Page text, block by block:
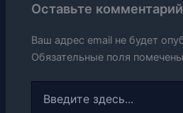
Оставьте комментарий
Ваш адрес email не будет
Обязательные поля помечены
здесь...